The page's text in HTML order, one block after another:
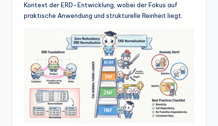
tr
Kontext der ERD-Entwicklung, wobei der Fokus auf
praktische Anwendung und strukturelle Reinheit liegt.